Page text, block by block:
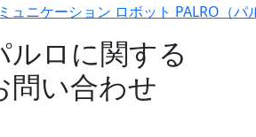
ュニケーション ロボット PALRO（パ
ルロに関する
問い合わせ